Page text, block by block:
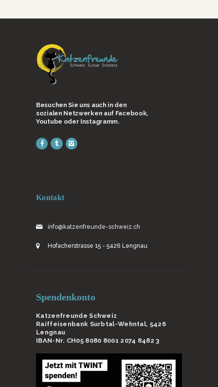
Besuchen Sie uns auch in den
sozialen Netzwerken auf Facebook,
Youtube oder Instagramm.
Kontakt
info@katzenfreunde-schweiz.ch
Hofacherstrasse 15 - 5426 Lengnau
Spendenkonto
Katzenfreunde Schweiz
Raiffeisenbank Surbtal-Wehntal, 5426
Lengnau
IBAN-Nr. CH05 8080 8001 2074 8482 3